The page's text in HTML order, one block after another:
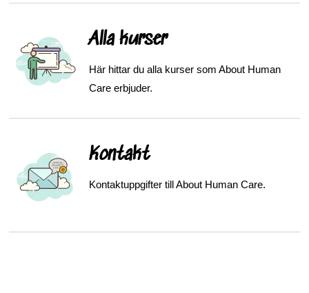
Alla kurser
Här hittar du alla kurser som About Human
Care erbjuder.
Kontakt
Kontaktuppgifter till About Human Care.